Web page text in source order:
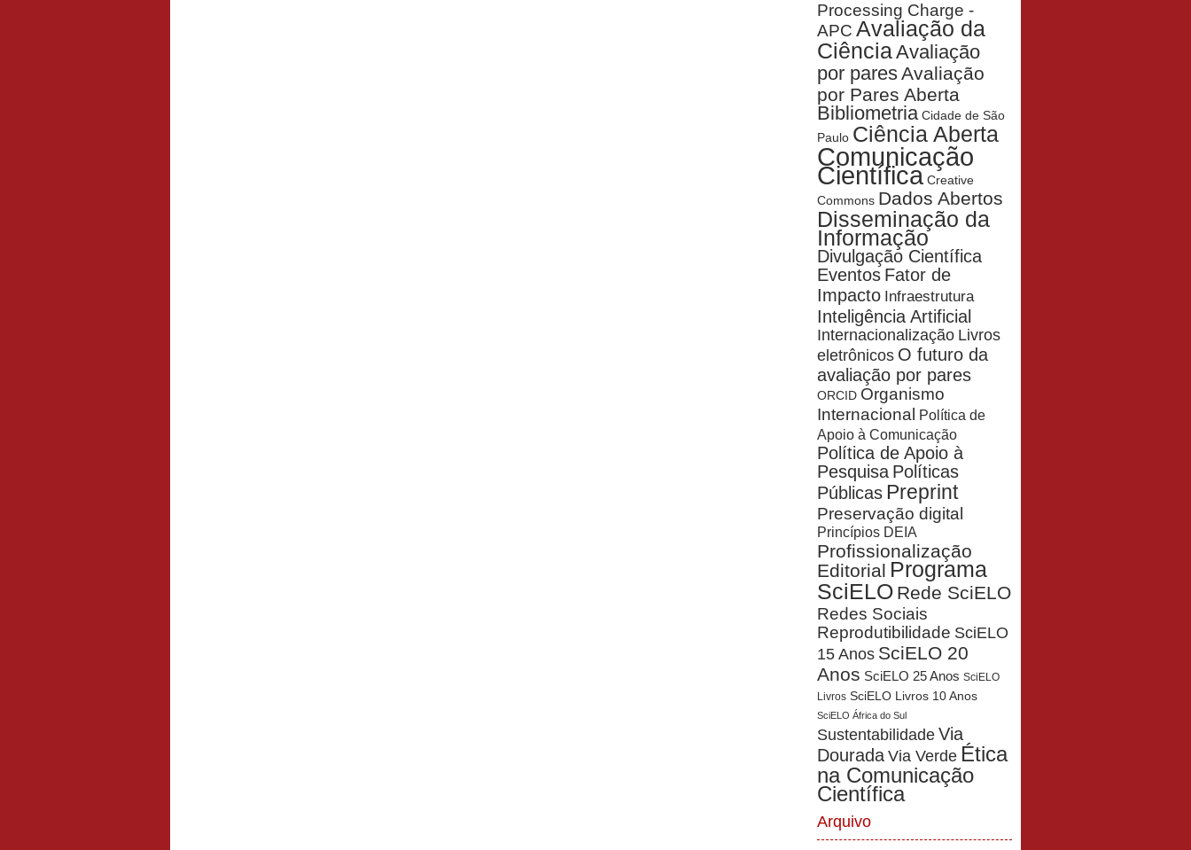
Processing Charge -
APC Avaliação da
CiênciaAvaliação
por paresAvaliação
por Pares Aberta
Bibliometria Cidade de São
Paulo Ciência Aberta
Comunicação
Científica Creative
Commons Dados Abertos
Disseminação da
Informação
Divulgação Científica
Eventos Fator de
Impacto Infraestrutura
Inteligência Artificial
Internacionalização Livros
eletrônicos O futuro da
avaliação por pares
ORCID Organismo
Internacional Política de
Apoio à Comunicação
Política de Apoio à
Pesquisa Políticas
Públicas Preprint
Preservação digital
Princípios DEIA
Profissionalização
Editorial Programa
SciELO Rede SciELO
Redes Sociais
Reprodutibilidade SciELO
15 Anos SciELO 20
Anos SciELO 25 Anos SciELO
Livros SciELO Livros 10 Anos
SciELO África do Sul
Sustentabilidade Via
DouradaVia Verde Ética
na Comunicação
Científica
Arquivo